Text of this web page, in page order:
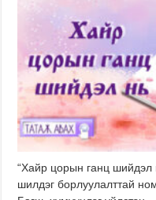
“Хайр цорын ганц шийдэл
шилдэг борлуулалттай